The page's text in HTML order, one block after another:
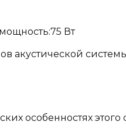
Вт
акустической
особенностях этого